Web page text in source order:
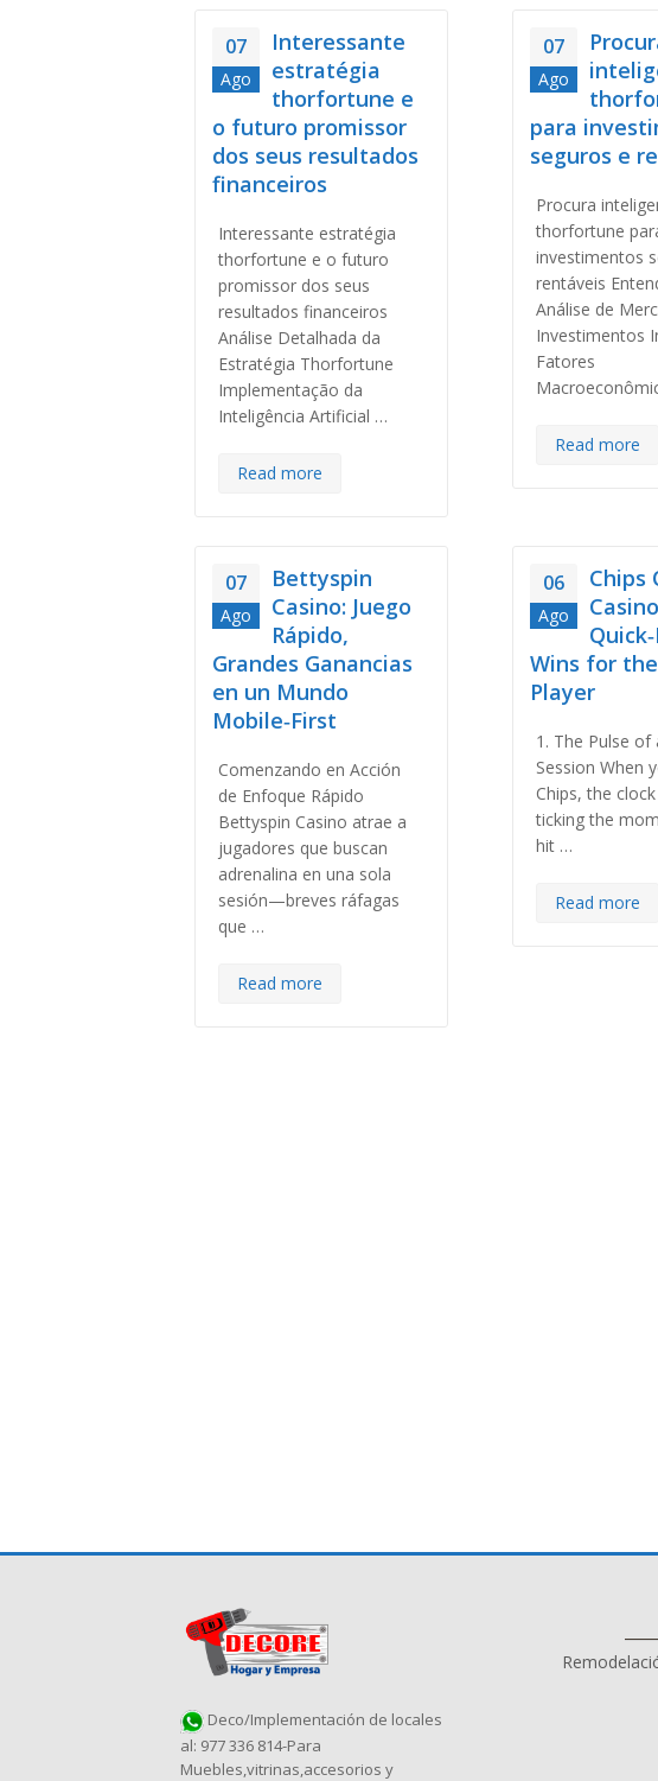
07
Ago
Interessante
estratégia
thorfortune e
o futuro promissor
dos seus resultados
financeiros
Interessante estratégia
thorfortune e o futuro
promissor dos seus
resultados financeiros
Análise Detalhada da
Estratégia Thorfortune
Implementação da
Inteligência Artificial …
Read more
07
Ago
para
seguros e
Procura
thorfortune
investimentos
rentáveis
Análise de
Investimentos
Fatores
Read more
07
Ago
Bettyspin
Casino: Juego
Rápido,
Grandes Ganancias
en un Mundo
Mobile‑First
Comenzando en Acción
de Enfoque Rápido
Bettyspin Casino atrae a
jugadores que buscan
adrenalina en una sola
sesión—breves ráfagas
que …
Read more
06
Ago
Chips
Wins for
Player
1. The Pulse of
Session When
Chips, the
ticking the
hit …
Read more
Deco/Implementación de locales
al: 977 336 814-Para
Muebles,vitrinas,accesorios y